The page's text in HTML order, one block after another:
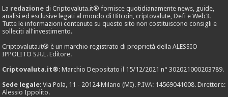
La redazione di Criptovaluta.it® fornisce quotidianamente news, guide,
analisi ed esclusive legati al mondo di Bitcoin, criptovalute, Defi e Web3.
Tutte le informazioni contenute su questo sito non costituiscono consigli e
solleciti all'investimento.
Criptovaluta.it® è un marchio registrato di proprietà della ALESSIO
IPPOLITO S.R.L. Editore.
Criptovaluta.it®: Marchio Depositato il 15/12/2021 n° 302021000203789.
Sede legale: Via Pola, 11 - 20124 Milano (MI). P.IVA: 14569041008. Direttore:
Alessio Ippolito.